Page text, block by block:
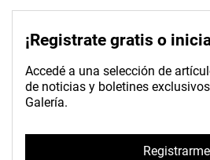
¡Registrate gratis o
Accedé a una selección de
de noticias y boletines
Galería.
Registrarme